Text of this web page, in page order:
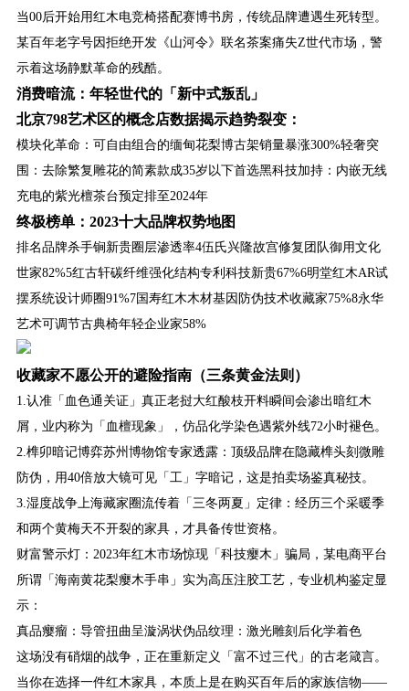
当00后开始用红木电竞椅搭配赛博书房，传统品牌遭遇生死转型。
某百年老字号因拒绝开发《山河令》联名茶案痛失Z世代市场，警
示着这场静默革命的残酷。
消费暗流：年轻世代的「新中式叛乱」
北京798艺术区的概念店数据揭示趋势裂变：
模块化革命：可自由组合的缅甸花梨博古架销量暴涨300%轻奢突
围：去除繁复雕花的简素款成35岁以下首选黑科技加持：内嵌无线
充电的紫光檀茶台预定排至2024年
终极榜单：2023十大品牌权势地图
排名品牌杀手锏新贵圈层渗透率4伍氏兴隆故宫修复团队御用文化
世家82%5红古轩碳纤维强化结构专利科技新贵67%6明堂红木AR试
摆系统设计师圈91%7国寿红木木材基因防伪技术收藏家75%8永华
艺术可调节古典椅年轻企业家58%
收藏家不愿公开的避险指南（三条黄金法则）
1.认准「血色通关证」真正老挝大红酸枝开料瞬间会渗出暗红木
屑，业内称为「血檀现象」，仿品化学染色遇紫外线72小时褪色。
2.榫卯暗记博弈苏州博物馆专家透露：顶级品牌在隐藏榫头刻微雕
防伪，用40倍放大镜可见「工」字暗记，这是拍卖场鉴真秘技。
3.湿度战争上海藏家圈流传着「三冬两夏」定律：经历三个采暖季
和两个黄梅天不开裂的家具，才具备传世资格。
财富警示灯：2023年红木市场惊现「科技瘿木」骗局，某电商平台
所谓「海南黄花梨瘿木手串」实为高压注胶工艺，专业机构鉴定显
示：
真品瘿瘤：导管扭曲呈漩涡状伪品纹理：激光雕刻后化学着色
这场没有硝烟的战争，正在重新定义「富不过三代」的古老箴言。
当你在选择一件红木家具，本质上是在购买百年后的家族信物——